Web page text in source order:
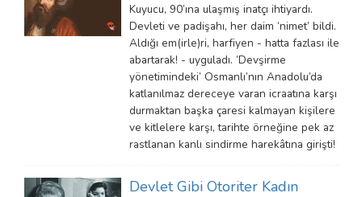
Kuyucu, 90’ına ulaşmış inatçı ihtiyardı.
Devleti ve padişahı, her daim ‘nimet’ bildi.
Aldığı em(irle)ri, harfiyen - hatta fazlası ile
abartarak! - uyguladı. ‘Devşirme
yönetimindeki’ Osmanlı’nın Anadolu’da
katlanılmaz dereceye varan icraatına karşı
durmaktan başka çaresi kalmayan kişilere
ve kitlelere karşı, tarihte örneğine pek az
rastlanan kanlı sindirme harekâtına girişti!
Devlet Gibi Otoriter Kadın